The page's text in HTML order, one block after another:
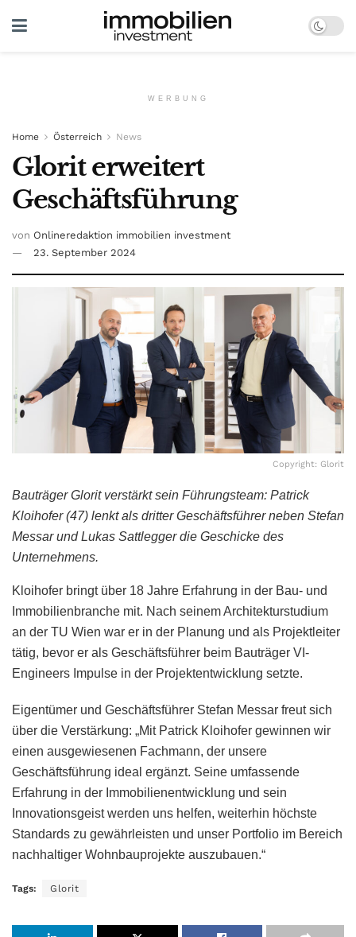
WERBUNG
Home Österreich News
Glorit erweitert
Geschäftsführung
von Onlineredaktion immobilien investment
23. September 2024
Copyright: Glorit
Bauträger Glorit verstärkt sein Führungsteam: Patrick
Kloihofer (47) lenkt als dritter Geschäftsführer neben Stefan
Messar und Lukas Sattlegger die Geschicke des
Unternehmens.
Kloihofer bringt über 18 Jahre Erfahrung in der Bau- und
Immobilienbranche mit. Nach seinem Architekturstudium
an der TU Wien war er in der Planung und als Projektleiter
tätig, bevor er als Geschäftsführer beim Bauträger VI-
Engineers Impulse in der Projektentwicklung setzte.
Eigentümer und Geschäftsführer Stefan Messar freut sich
über die Verstärkung: „Mit Patrick Kloihofer gewinnen wir
einen ausgewiesenen Fachmann, der unsere
Geschäftsführung ideal ergänzt. Seine umfassende
Erfahrung in der Immobilienentwicklung und sein
Innovationsgeist werden uns helfen, weiterhin höchste
Standards zu gewährleisten und unser Portfolio im Bereich
nachhaltiger Wohnbauprojekte auszubauen.“
Tags: Glorit